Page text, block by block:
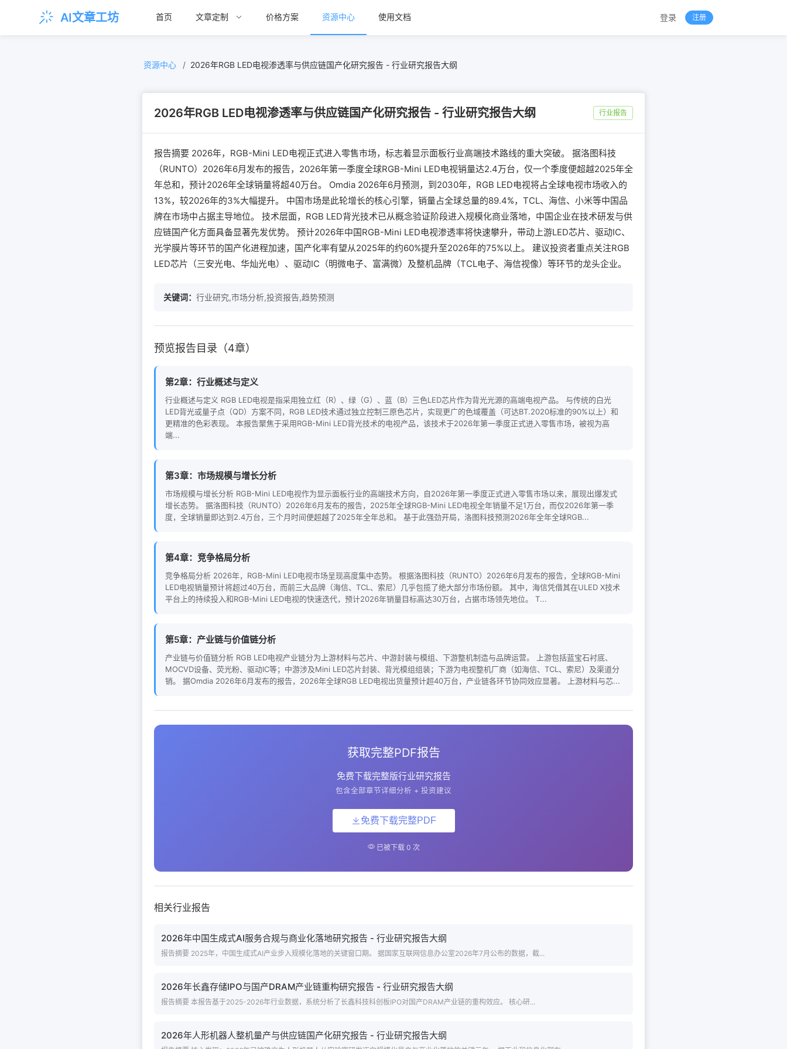
AI文章工坊 首页 文章定制 价格方案 资源中心 使用文档 登录 注册
资源中心 / 2026年RGB LED电视渗透率与供应链国产化研究报告 - 行业研究报告大纲
2026年RGB LED电视渗透率与供应链国产化研究报告 - 行业研究报告大纲 行业报告
报告摘要 2026年，RGB-Mini LED电视正式进入零售市场，标志着显示面板行业高端技术路线的重大突破。 据洛图科技
（RUNTO）2026年6月发布的报告，2026年第一季度全球RGB-Mini LED电视销量达2.4万台，仅一个季度便超越2025年全
年总和，预计2026年全球销量将超40万台。 Omdia 2026年6月预测，到2030年，RGB LED电视将占全球电视市场收入的
13%，较2026年的3%大幅提升。 中国市场是此轮增长的核心引擎，销量占全球总量的89.4%，TCL、海信、小米等中国品
牌在市场中占据主导地位。 技术层面，RGB LED背光技术已从概念验证阶段进入规模化商业落地，中国企业在技术研发与供
应链国产化方面具备显著先发优势。 预计2026年中国RGB-Mini LED电视渗透率将快速攀升，带动上游LED芯片、驱动IC、
光学膜片等环节的国产化进程加速，国产化率有望从2025年的约60%提升至2026年的75%以上。 建议投资者重点关注RGB
LED芯片（三安光电、华灿光电）、驱动IC（明微电子、富满微）及整机品牌（TCL电子、海信视像）等环节的龙头企业。
关键词： 行业研究,市场分析,投资报告,趋势预测
预览报告目录（4章）
第2章：行业概述与定义
行业概述与定义 RGB LED电视是指采用独立红（R）、绿（G）、蓝（B）三色LED芯片作为背光光源的高端电视产品。 与传统的白光
LED背光或量子点（QD）方案不同，RGB LED技术通过独立控制三原色芯片，实现更广的色域覆盖（可达BT.2020标准的90%以上）和
更精准的色彩表现。 本报告聚焦于采用RGB-Mini LED背光技术的电视产品，该技术于2026年第一季度正式进入零售市场，被视为高
端...
第3章：市场规模与增长分析
市场规模与增长分析 RGB-Mini LED电视作为显示面板行业的高端技术方向，自2026年第一季度正式进入零售市场以来，展现出爆发式
增长态势。 据洛图科技（RUNTO）2026年6月发布的报告，2025年全球RGB-Mini LED电视全年销量不足1万台，而仅2026年第一季
度，全球销量即达到2.4万台，三个月时间便超越了2025年全年总和。 基于此强劲开局，洛图科技预测2026年全年全球RGB...
第4章：竞争格局分析
竞争格局分析 2026年，RGB-Mini LED电视市场呈现高度集中态势。 根据洛图科技（RUNTO）2026年6月发布的报告，全球RGB-Mini
LED电视销量预计将超过40万台，而前三大品牌（海信、TCL、索尼）几乎包揽了绝大部分市场份额。 其中，海信凭借其在ULED X技术
平台上的持续投入和RGB-Mini LED电视的快速迭代，预计2026年销量目标高达30万台，占据市场领先地位。 T...
第5章：产业链与价值链分析
产业链与价值链分析 RGB LED电视产业链分为上游材料与芯片、中游封装与模组、下游整机制造与品牌运营。 上游包括蓝宝石衬底、
MOCVD设备、荧光粉、驱动IC等；中游涉及Mini LED芯片封装、背光模组组装；下游为电视整机厂商（如海信、TCL、索尼）及渠道分
销。 据Omdia 2026年6月发布的报告，2026年全球RGB LED电视出货量预计超40万台，产业链各环节协同效应显著。 上游材料与芯...
获取完整PDF报告
免费下载完整版行业研究报告
包含全部章节详细分析 + 投资建议
免费下载完整PDF
已被下载 0 次
相关行业报告
2026年中国生成式AI服务合规与商业化落地研究报告 - 行业研究报告大纲
报告摘要 2025年，中国生成式AI产业步入规模化落地的关键窗口期。 据国家互联网信息办公室2026年7月公布的数据，截...
2026年长鑫存储IPO与国产DRAM产业链重构研究报告 - 行业研究报告大纲
报告摘要 本报告基于2025-2026年行业数据，系统分析了长鑫科技科创板IPO对国产DRAM产业链的重构效应。 核心研...
2026年人形机器人整机量产与供应链国产化研究报告 - 行业研究报告大纲